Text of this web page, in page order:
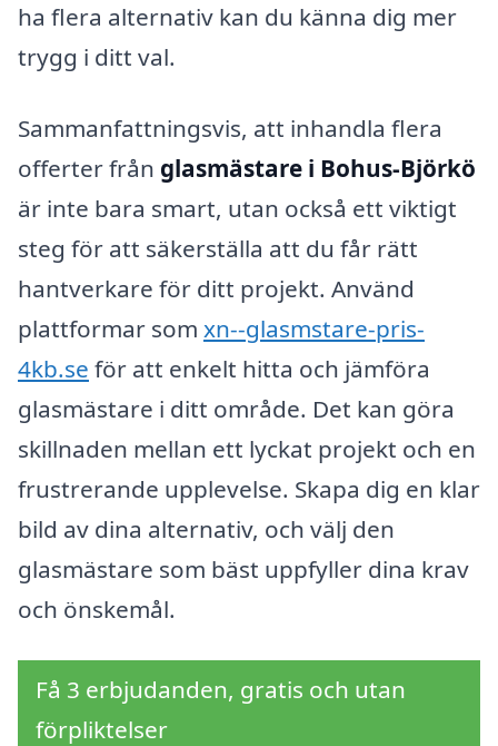
ha flera alternativ kan du känna dig mer
trygg i ditt val.
Sammanfattningsvis, att inhandla flera
offerter från glasmästare i Bohus-Björkö
är inte bara smart, utan också ett viktigt
steg för att säkerställa att du får rätt
hantverkare för ditt projekt. Använd
plattformar som xn--glasmstare-pris-
4kb.se för att enkelt hitta och jämföra
glasmästare i ditt område. Det kan göra
skillnaden mellan ett lyckat projekt och en
frustrerande upplevelse. Skapa dig en klar
bild av dina alternativ, och välj den
glasmästare som bäst uppfyller dina krav
och önskemål.
Få 3 erbjudanden, gratis och utan
förpliktelser